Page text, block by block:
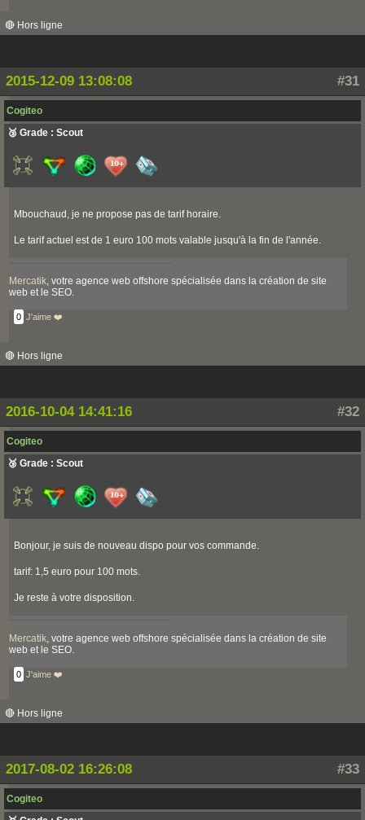
🔴 Hors ligne
#31
2015-12-09 13:08:08
Cogiteo
🥉 Grade : Scout
Mbouchaud, je ne propose pas de tarif horaire.
Le tarif actuel est de 1 euro 100 mots valable jusqu'à la fin de l'année.
Mercatik, votre agence web offshore spécialisée dans la création de site
web et le SEO.
0 J'aime ❤️
🔴 Hors ligne
#32
2016-10-04 14:41:16
Cogiteo
🥉 Grade : Scout
Bonjour, je suis de nouveau dispo pour vos commande.
tarif: 1,5 euro pour 100 mots.
Je reste à votre disposition.
Mercatik , votre agence web offshore spécialisée dans la création de site
web et le SEO.
0 J'aime ❤️
🔴 Hors ligne
#33
2017-08-02 16:26:08
Cogiteo